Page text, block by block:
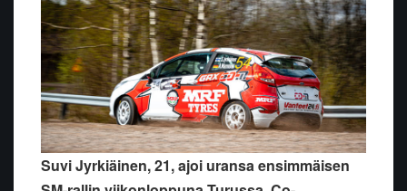
Suvi Jyrkiäinen, 21, ajoi uransa ensimmäisen